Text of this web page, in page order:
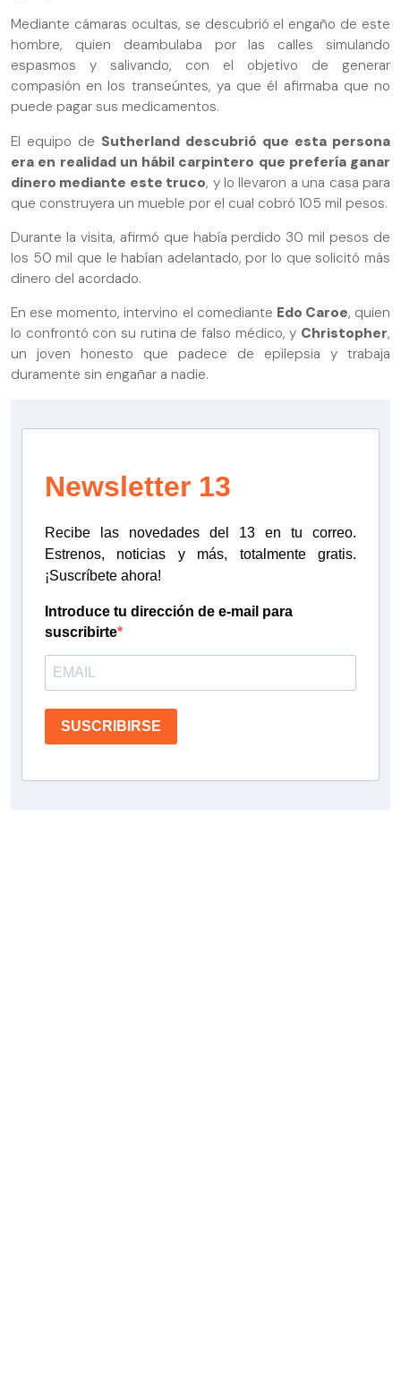
Mediante cámaras ocultas, se descubrió el engaño de este
hombre, quien deambulaba por las calles simulando
espasmos y salivando, con el objetivo de generar
compasión en los transeúntes, ya que él afirmaba que no
puede pagar sus medicamentos.
El equipo de Sutherland descubrió que esta persona
era en realidad un hábil carpintero que prefería ganar
dinero mediante este truco, y lo llevaron a una casa para
que construyera un mueble por el cual cobró 105 mil pesos.
Durante la visita, afirmó que había perdido 30 mil pesos de
los 50 mil que le habían adelantado, por lo que solicitó más
dinero del acordado.
En ese momento, intervino el comediante Edo Caroe, quien
lo confrontó con su rutina de falso médico, y Christopher,
un joven honesto que padece de epilepsia y trabaja
duramente sin engañar a nadie.
Newsletter 13
Recibe las novedades del 13 en tu correo.
Estrenos, noticias y más, totalmente gratis.
¡Suscríbete ahora!
Introduce tu dirección de e-mail para
suscribirte
SUSCRIBIRSE